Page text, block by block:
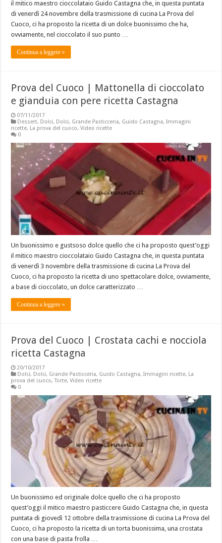
il mitico maestro cioccolataio Guido Castagna che, in questa puntata
di venerdì 24 novembre della trasmissione di cucina La Prova del
Cuoco, ci ha proposto la ricetta di un dolce buonissimo che ha,
ovviamente, nel cioccolato il suo punto …
Continua a leggere »
Prova del Cuoco | Mattonella di cioccolato
e gianduia con pere ricetta Castagna
07/11/2017
Dessert, Dolci, Dolci, Grande Pasticceria, Guido Castagna,Immagini
ricette, La prova del cuoco,Video ricette
0
Un buonissimo e gustsoso dolce quello che ci ha proposto quest’oggi
il mitico maestro cioccolataio Guido Castagna che, in questa puntata
di venerdì 3 novembre della trasmissione di cucina La Prova del
Cuoco, ci ha proposto la ricetta di uno spettacolare dolce, ovviamente,
a base di cioccolato, un dolce caratterizzato …
Continua a leggere »
Prova del Cuoco | Crostata cachi e nocciola
ricetta Castagna
20/10/2017
Dolci, Dolci, Grande Pasticceria, Guido Castagna,Immagini ricette, La
prova del cuoco,Torte,Video ricette
0
Un buonissimo ed originale dolce quello che ci ha proposto
quest’oggi il mitico maestro pasticcere Guido Castagna che, in questa
puntata di giovedì 12 ottobre della trasmissione di cucina La Prova del
Cuoco, ci ha proposto la ricetta di un torta buonissima, una crostata
con una base di pasta frolla …